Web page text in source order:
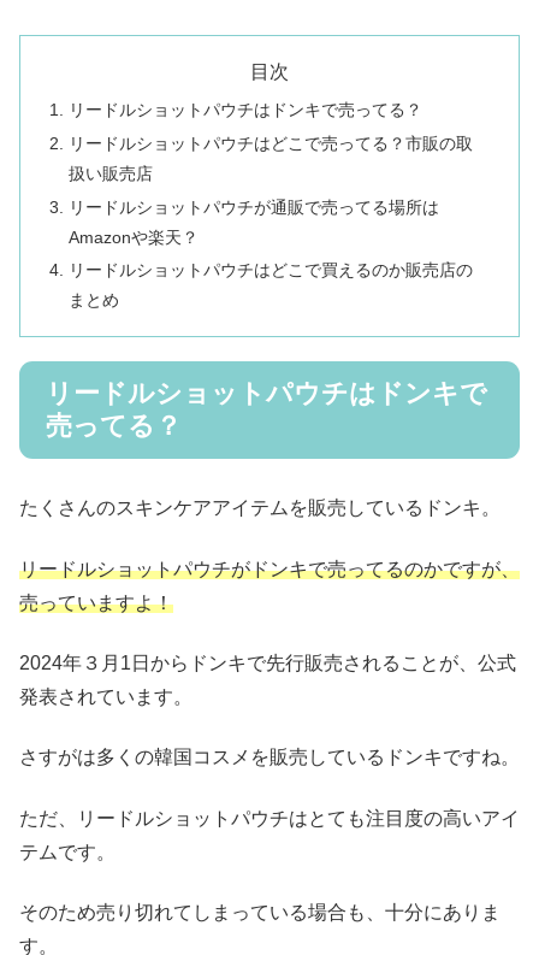
目次
リードルショットパウチはドンキで売ってる？
リードルショットパウチはどこで売ってる？市販の取
扱い販売店
リードルショットパウチが通販で売ってる場所は
Amazonや楽天？
リードルショットパウチはどこで買えるのか販売店の
まとめ
リードルショットパウチはドンキで
売ってる？
たくさんのスキンケアアイテムを販売しているドンキ。
リードルショットパウチがドンキで売ってるのかですが、
売っていますよ！
2024年３月1日からドンキで先行販売されることが、公式
発表されています。
さすがは多くの韓国コスメを販売しているドンキですね。
ただ、リードルショットパウチはとても注目度の高いアイ
テムです。
そのため売り切れてしまっている場合も、十分にありま
す。